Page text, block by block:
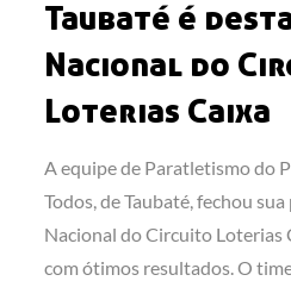
Taubaté é
Nacional do
Loterias Caixa
A equipe de Paratletismo do
Todos, de Taubaté, fechou
Nacional do Circuito Loterias
com ótimos resultados. O